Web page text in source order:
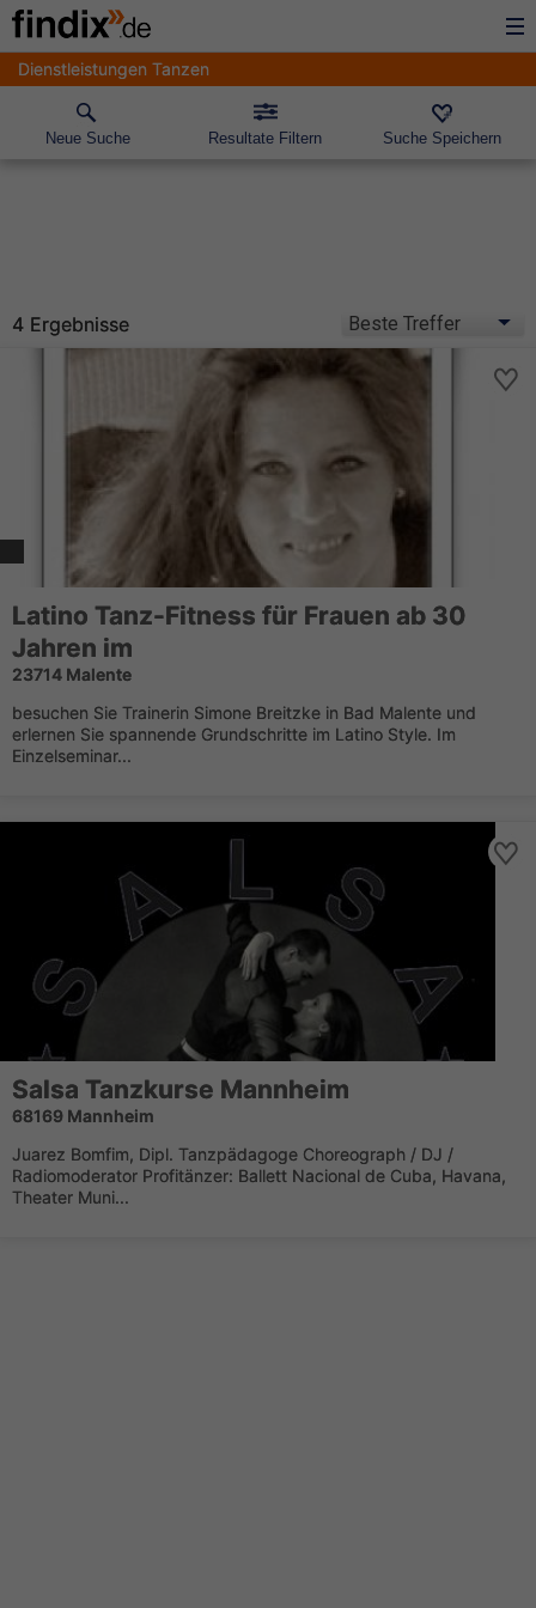
Dienstleistungen Tanzen
Neue Suche Resultate Filtern Suche Speichern
4 Ergebnisse
Latino Tanz-Fitness für Frauen ab 30
Jahren im
23714 Malente
besuchen Sie Trainerin Simone Breitzke in Bad Malente und
erlernen Sie spannende Grundschritte im Latino Style. Im
Einzelseminar...
Salsa Tanzkurse Mannheim
68169 Mannheim
Juarez Bomfim, Dipl. Tanzpädagoge Choreograph / DJ /
Radiomoderator Profitänzer: Ballett Nacional de Cuba, Havana,
Theater Muni...